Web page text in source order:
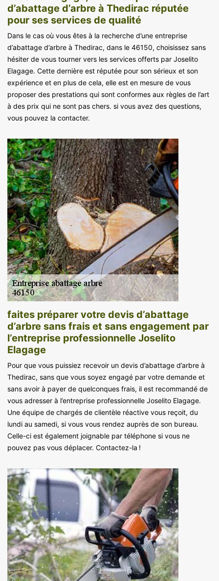
d’abattage d’arbre à Thedirac réputée
pour ses services de qualité
Dans le cas où vous êtes à la recherche d’une entreprise
d’abattage d’arbre à Thedirac, dans le 46150, choisissez sans
hésiter de vous tourner vers les services offerts par Joselito
Elagage. Cette dernière est réputée pour son sérieux et son
expérience et en plus de cela, elle est en mesure de vous
proposer des prestations qui sont conformes aux règles de l’art
à des prix qui ne sont pas chers. si vous avez des questions,
vous pouvez la contacter.
faites préparer votre devis d’abattage
d’arbre sans frais et sans engagement par
l’entreprise professionnelle Joselito
Elagage
Pour que vous puissiez recevoir un devis d’abattage d’arbre à
Thedirac, sans que vous soyez engagé par votre demande et
sans avoir à payer de quelconques frais, il est recommandé de
vous adresser à l’entreprise professionnelle Joselito Elagage.
Une équipe de chargés de clientèle réactive vous reçoit, du
lundi au samedi, si vous vous rendez auprès de son bureau.
Celle-ci est également joignable par téléphone si vous ne
pouvez pas vous déplacer. Contactez-la !